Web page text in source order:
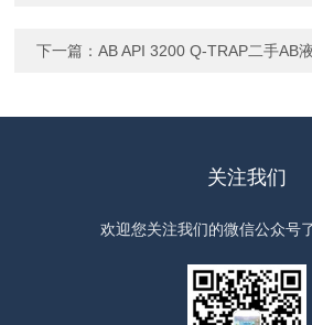
下一篇：AB API 3200 Q-TRAP二手AB
关注我们
欢迎您关注我们的微信公众号